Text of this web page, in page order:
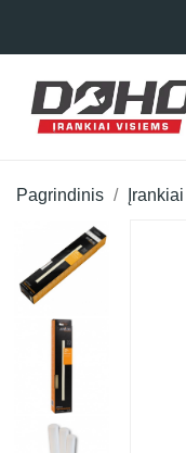
Pagrindinis Įrankiai